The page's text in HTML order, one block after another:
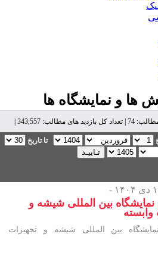
ها و نمایشگاه ها
مطالب: 343,557 |
تا تاریخ
بین المللی شیشه و
بین المللی شیشه و تجهیزات